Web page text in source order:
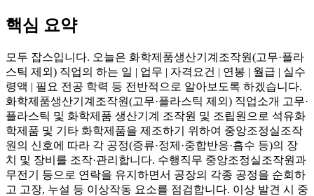
핵심 요약
모두 잡스입니다. 오늘은 화학제품생산기계조작원(고무·플라
스틱 제외) 직업의 하는 일 | 업무 | 자격요건 | 연봉 | 월급 | 실수
령액 | 필요 전공 학력 등 전반적으로 알아보도록 하겠습니다.
화학제품생산기계조작원(고무·플라스틱 제외) 직업소개 고무·
플라스틱 및 화학제품 생산기계 조작원 및 조립원으로 석유화
학제품 및 기타 화학제품을 제조하기 위하여 중앙조정실조작
원의 신호에 따라 각 공정(증류·정제·중합반응·흡수 등)의 장
치 및 장비를 조작·관리합니다. 수행직무 중앙조정실조작원과
무전기 등으로 연락을 유지하면서 공장의 각종 공정을 순회하
고 고장, 누설 등 이상작동 요소를 점검합니다. 이상 발견 시 중